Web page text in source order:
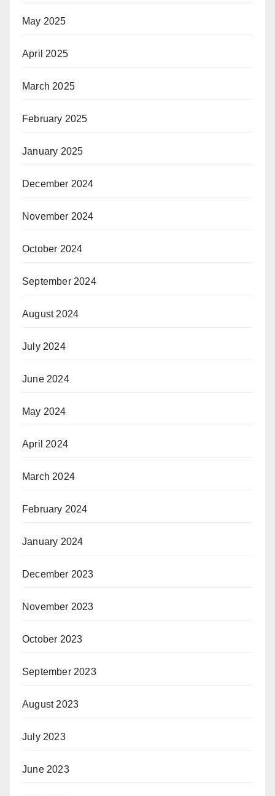
May 2025
April 2025
March 2025
February 2025
January 2025
December 2024
November 2024
October 2024
September 2024
August 2024
July 2024
June 2024
May 2024
April 2024
March 2024
February 2024
January 2024
December 2023
November 2023
October 2023
September 2023
August 2023
July 2023
June 2023